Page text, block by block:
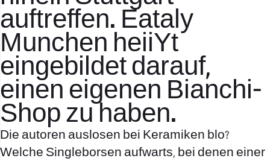
auftreffen. Eataly
Munchen heiiYt
eingebildet darauf,
einen eigenen Bianchi-
Shop zu haben.
Die autoren auslosen bei Keramiken blo?
Welche Singleborsen aufwarts, bei denen einer